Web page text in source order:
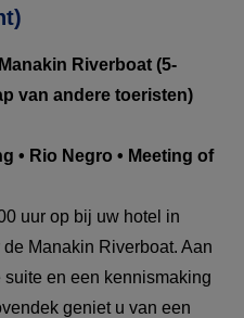
Riverboat (5-
van andere toeristen)
• Rio Negro • Meeting of
uur op bij uw hotel in
Manakin Riverboat. Aan
en een kennismaking
geniet u van een